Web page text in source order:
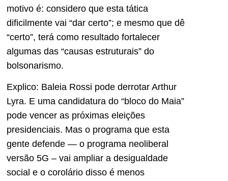
motivo é: considero que esta tática
dificilmente vai “dar certo”; e mesmo que dê
“certo”, terá como resultado fortalecer
algumas das “causas estruturais” do
bolsonarismo.
Explico: Baleia Rossi pode derrotar Arthur
Lyra. E uma candidatura do “bloco do Maia”
pode vencer as próximas eleições
presidenciais. Mas o programa que esta
gente defende — o programa neoliberal
versão 5G – vai ampliar a desigualdade
social e o corolário disso é menos